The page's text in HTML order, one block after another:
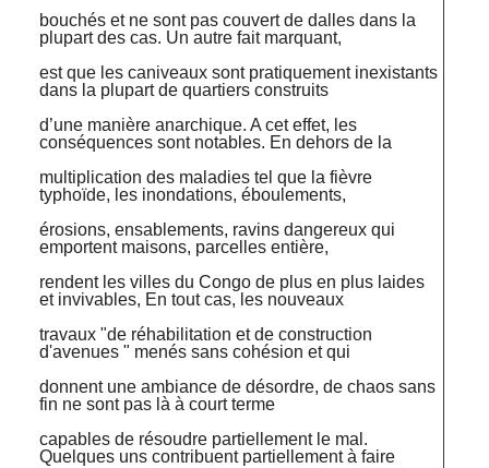
bouchés et ne sont pas couvert de dalles dans la
plupart des cas. Un autre fait marquant,
est que les caniveaux sont pratiquement inexistants
dans la plupart de quartiers construits
d’une manière anarchique. A cet effet, les
conséquences sont notables. En dehors de la
multiplication des maladies tel que la fièvre
typhoïde, les inondations, éboulements,
érosions, ensablements, ravins dangereux qui
emportent maisons, parcelles entière,
rendent les villes du Congo de plus en plus laides
et invivables, En tout cas, les nouveaux
travaux "de réhabilitation et de construction
d'avenues " menés sans cohésion et qui
donnent une ambiance de désordre, de chaos sans
fin ne sont pas là à court terme
capables de résoudre partiellement le mal.
Quelques uns contribuent partiellement à faire